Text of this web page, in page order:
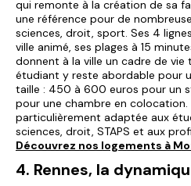
qui remonte à la création de sa
une référence pour de
sciences, droit, sport. Ses 4
ville animé, ses plages à 15
donnent à la ville un cadre de vie
étudiant y reste abordable pour
taille : 450 à 600 euros pour un
pour une chambre en colocation.
particulièrement adaptée aux
sciences, droit, STAPS et aux
Découvrez nos logements à
4. Rennes, la